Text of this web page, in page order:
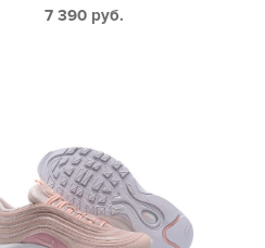
7 390 руб.